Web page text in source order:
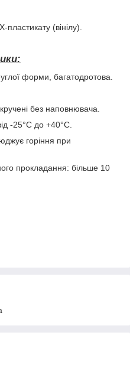
(вінілу).
форми, багатодротова.
без наповнювача.
-25°C до +40°C.
горіння при
прокладання: більше 10